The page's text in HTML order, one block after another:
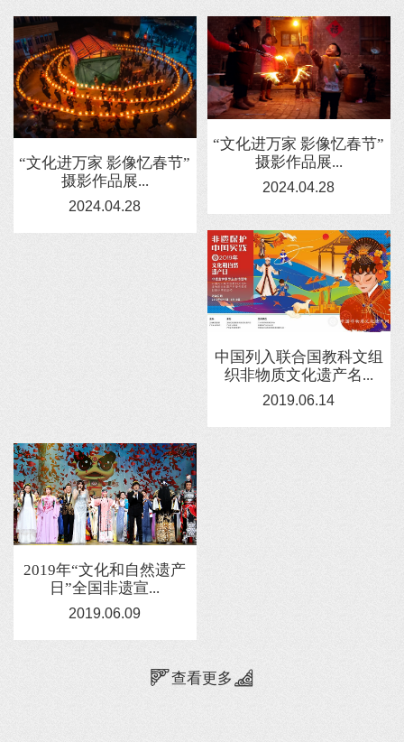
“文化进万家 影像忆春节”
摄影作品展...
2024.04.28
“文化进万家 影像忆春节”
摄影作品展...
2024.04.28
中国列入联合国教科文组
织非物质文化遗产名...
2019.06.14
2019年“文化和自然遗产
日”全国非遗宣...
2019.06.09
查看更多